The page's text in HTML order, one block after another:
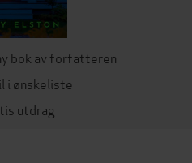
bok av forfatteren
i ønskeliste
utdrag